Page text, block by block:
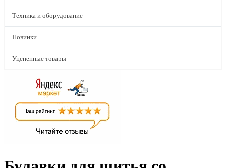
Техника и оборудование
Новинки
Уцененные товары